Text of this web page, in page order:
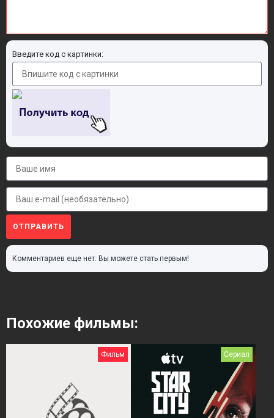
Введите код с картинки:
ОТПРАВИТЬ
Комментариев еще нет. Вы можете стать первым!
Похожие фильмы:
Фильм Сериал